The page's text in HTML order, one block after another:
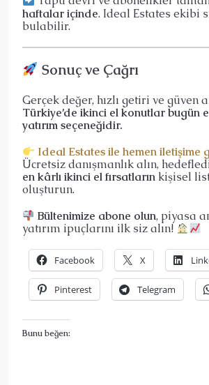
haftalar içinde. Ideal Estates ekibi
bulabilir.
Sonuç ve Çağrı
Gerçek değer, hızlı getiri ve güven
Türkiye’de ikinci el konutlar bugün
yatırım seçeneğidir.
Ideal Estates ile hemen iletişime
Ücretsiz danışmanlık alın,
en kârlı ikinci el fırsatların kişisel
oluşturun.
Bültenimize abone olun, piyasa
yatırım ipuçlarını ilk siz alın!
Facebook X
Pinterest Telegram
Bunu beğen: